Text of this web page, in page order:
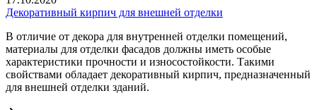
Декоративный кирпич для внешней отделки
В отличие от декора для внутренней отделки помещений,
материалы для отделки фасадов должны иметь особые
характеристики прочности и износостойкости. Такими
свойствами обладает декоративный кирпич, предназначенный
для внешней отделки зданий.